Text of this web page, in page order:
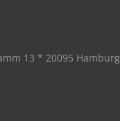
13 * 20095 Hamburg